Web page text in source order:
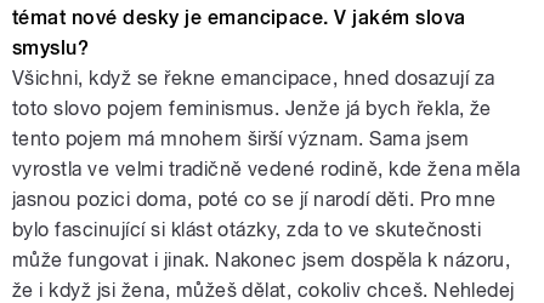
témat nové desky je emancipace. V jakém slova
smyslu?
Všichni, když se řekne emancipace, hned dosazují za
toto slovo pojem feminismus. Jenže já bych řekla, že
tento pojem má mnohem širší význam. Sama jsem
vyrostla ve velmi tradičně vedené rodině, kde žena měla
jasnou pozici doma, poté co se jí narodí děti. Pro mne
bylo fascinující si klást otázky, zda to ve skutečnosti
může fungovat i jinak. Nakonec jsem dospěla k názoru,
že i když jsi žena, můžeš dělat, cokoliv chceš. Nehledej